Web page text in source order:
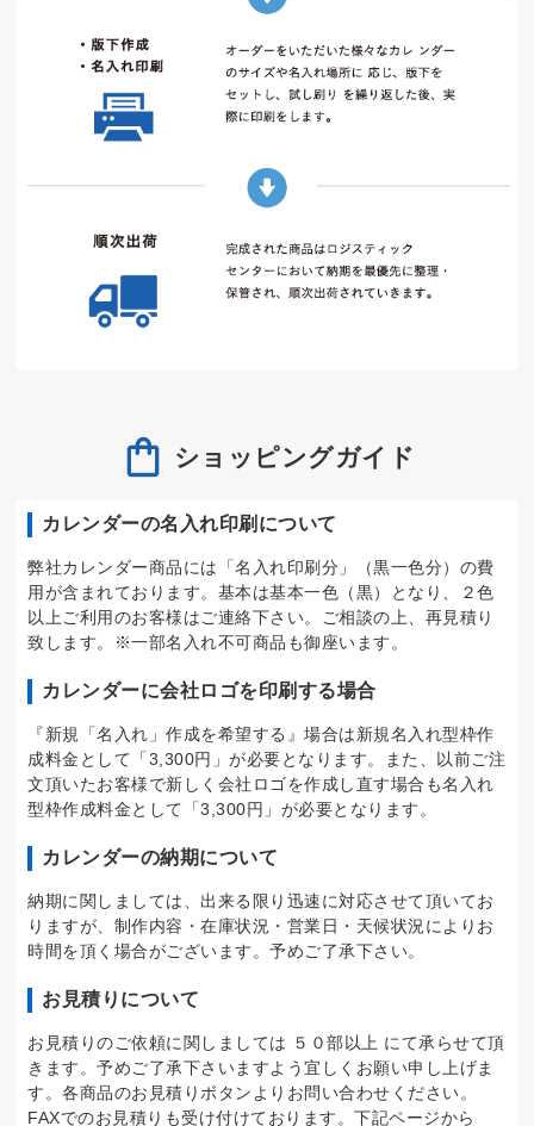
ショッピングガイド
カレンダーの名入れ印刷について
弊社カレンダー商品には「名入れ印刷分」（黒一色分）の費
用が含まれております。基本は基本一色（黒）となり、２色
以上ご利用のお客様はご連絡下さい。ご相談の上、再見積り
致します。※一部名入れ不可商品も御座います。
カレンダーに会社ロゴを印刷する場合
『新規「名入れ」作成を希望する』場合は新規名入れ型枠作
成料金として「3,300円」が必要となります。また、以前ご注
文頂いたお客様で新しく会社ロゴを作成し直す場合も名入れ
型枠作成料金として「3,300円」が必要となります。
カレンダーの納期について
納期に関しましては、出来る限り迅速に対応させて頂いてお
りますが、制作内容・在庫状況・営業日・天候状況によりお
時間を頂く場合がございます。予めご了承下さい。
お見積りについて
お見積りのご依頼に関しましては ５０部以上 にて承らせて頂
きます。予めご了承下さいますよう宜しくお願い申し上げま
す。各商品のお見積りボタンよりお問い合わせください。
FAXでのお見積りも受け付けております。下記ページから